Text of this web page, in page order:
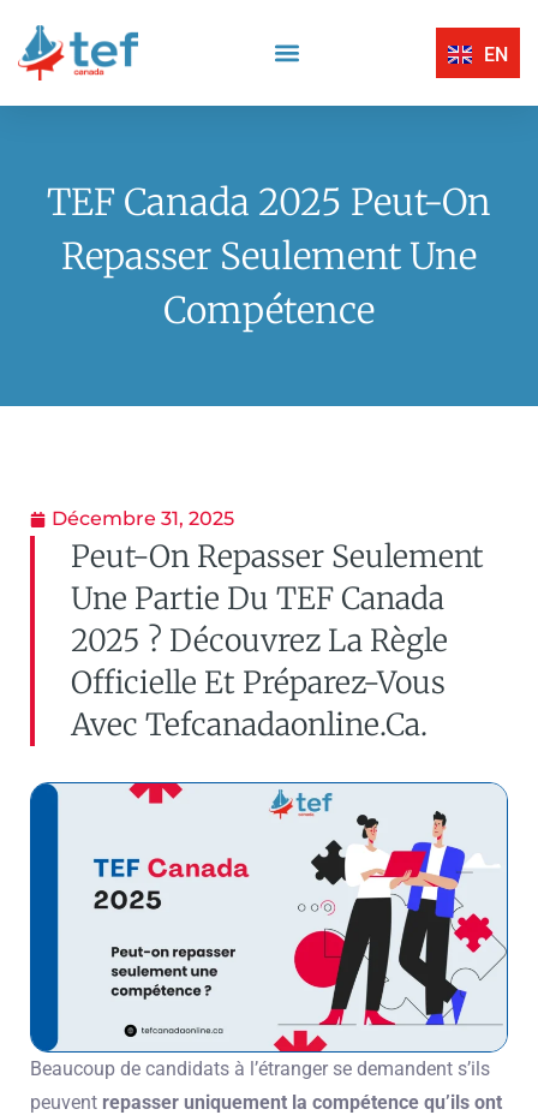
EN
TEF Canada 2025 Peut-On
Repasser Seulement Une
Compétence
Décembre 31, 2025
Peut-On Repasser Seulement
Une Partie Du TEF Canada
2025 ? Découvrez La Règle
Officielle Et Préparez-Vous
Avec Tefcanadaonline.ca.
Beaucoup de candidats à l’étranger se demandent s’ils
peuvent repasser uniquement la compétence qu’ils ont